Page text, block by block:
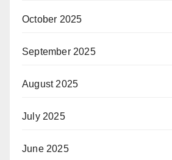
October 2025
September 2025
August 2025
July 2025
June 2025